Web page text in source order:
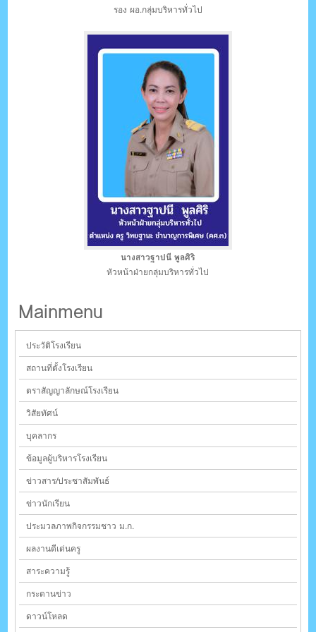
รอง ผอ.กลุ่มบริหารทั่วไป
นางสาวฐาปนี พูลศิริ
หัวหน้าฝ่ายกลุ่มบริหารทั่วไป
Mainmenu
ประวัติโรงเรียน
สถานที่ตั้งโรงเรียน
ตราสัญญาลักษณ์โรงเรียน
วิสัยทัศน์
บุคลากร
ข้อมูลผู้บริหารโรงเรียน
ข่าวสาร/ประชาสัมพันธ์
ข่าวนักเรียน
ประมวลภาพกิจกรรมชาว ม.ก.
ผลงานดีเด่นครู
สาระความรู้
กระดานข่าว
ดาวน์โหลด